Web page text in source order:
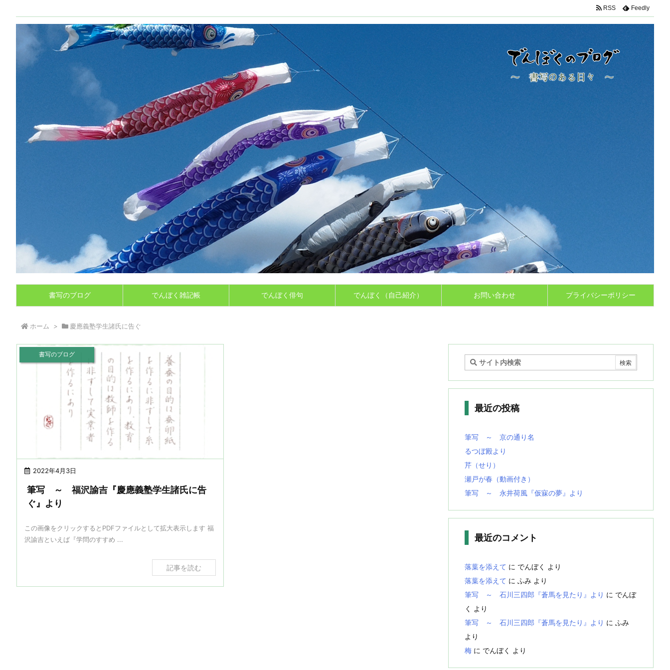
書写のブログ でんぼく雑記帳 でんぼく俳句 でんぼく（自己紹介） お問い合わせ プライバシーポリシー
RSS Feedly
ホーム > 慶應義塾学生諸氏に告ぐ
2022年4月3日
書写のブログ
筆写 ～ 福沢諭吉『慶應義塾学生諸氏に告
ぐ』より
この画像をクリックするとPDFファイルとして拡大表示します 福
沢諭吉といえば『学問のすすめ ...
記事を読む
最近の投稿
筆写 ～ 京の通り名
るつぼ殿より
芹（せり）
瀬戸が春（動画付き）
筆写 ～ 永井荷風『仮寐の夢』より
最近のコメント
落葉を添えて に でんぼく
より
落葉を添えて に ふみ より
筆写 ～ 石川三四郎『蒼馬を見たり』より に でんぼ
く
より
筆写 ～ 石川三四郎『蒼馬を見たり』より に ふみ
より
梅 に でんぼく より